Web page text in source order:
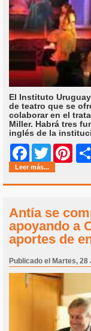
El Instituto
de teatro que se
colaborar en el
Miller. Habrá tres
inglés de la
Facebook
Twitter
Leer más...
Antía se
apoyando a
aportes de
Publicado el Martes, 28